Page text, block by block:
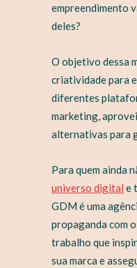
empreendimento
deles?
O objetivo dessa
criatividade para
diferentes
marketing,
alternativas para
Para quem ainda
universo digital e
GDM é uma
propaganda com
trabalho que
sua marca e